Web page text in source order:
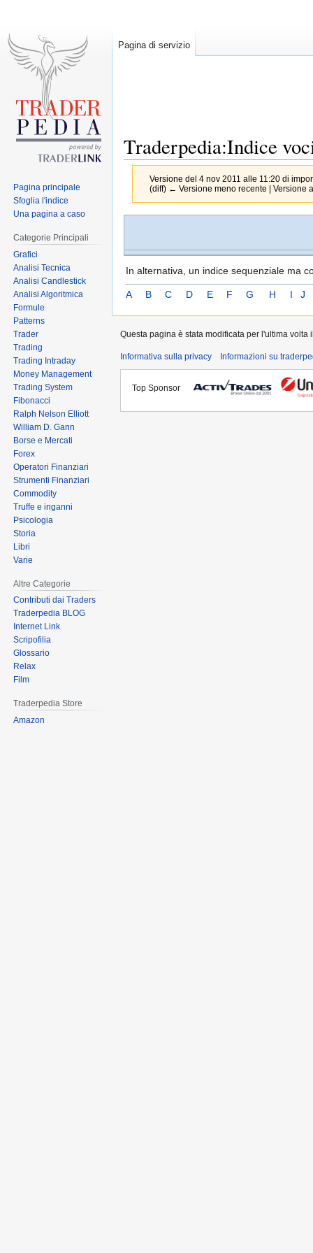
Traderpedia:Indice
Versione del 4 nov 2011 alle 11:20 di
(diff) ← Versione meno recente | Versione
navigation
search
In alternativa, un indice sequenziale ma
A B C D E F G H I J
Pagina di servizio
Pagina principale
Sfoglia l'indice
Una pagina a caso
Categorie Principali
Grafici
Analisi Tecnica
Analisi Candlestick
Analisi Algoritmica
Formule
Patterns
Trader
Trading
Trading Intraday
Money Management
Trading System
Fibonacci
Ralph Nelson Elliott
William D. Gann
Borse e Mercati
Forex
Operatori Finanziari
Strumenti Finanziari
Commodity
Truffe e inganni
Psicologia
Storia
Libri
Varie
Altre Categorie
Contributi dai Traders
Traderpedia BLOG
Internet Link
Scripofilia
Glossario
Relax
Film
Traderpedia Store
Amazon
Questa pagina è stata modificata per l'ultima volta
Informativa sulla privacy Informazioni su
Top Sponsor